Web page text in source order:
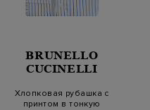
BRUNELLO
CUCINELLI
Хлопковая рубашка с
принтом в тонкую